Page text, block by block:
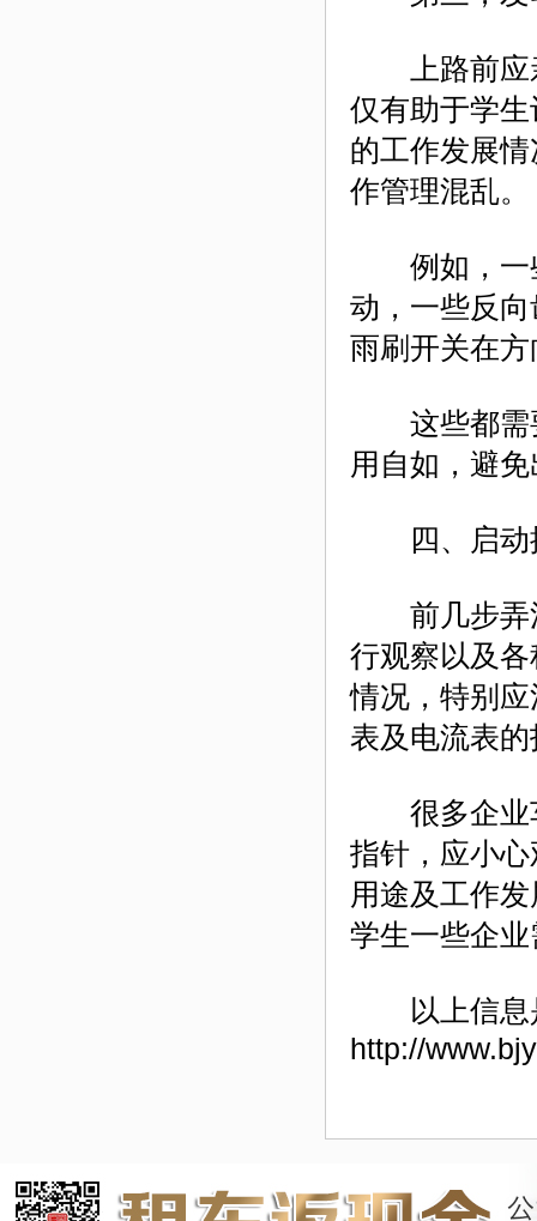
上路前应亲
仅有助于学
的工作发展
作管理混乱。
例如，一些
动，一些反
雨刷开关在
这些都需要
用自如，避
四、启动控
前几步弄清
行观察以及
情况，特别
表及电流表
很多企业车
指针，应小
用途及工作
学生一些企
以上信息
http://